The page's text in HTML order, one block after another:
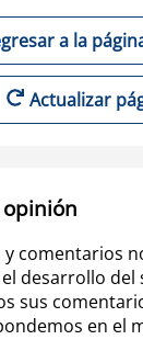
a la
Actualizar
opinión
y comentarios
desarrollo del
sus
en el